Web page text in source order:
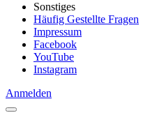
Sonstiges
Häufig Gestellte Fragen
Impressum
Facebook
YouTube
Instagram
Anmelden